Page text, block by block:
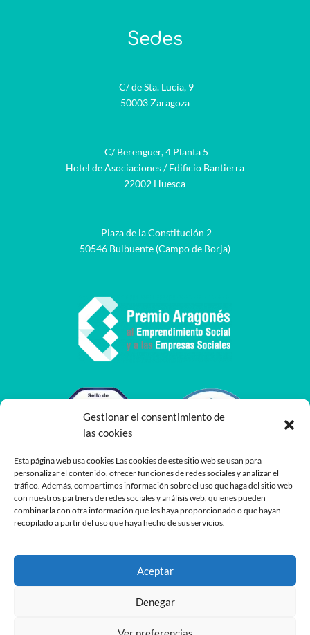
Gestionar el consentimiento de
las cookies
Esta página web usa cookies Las cookies de este sitio web se usan para
personalizar el contenido, ofrecer funciones de redes sociales y analizar el
tráfico. Además, compartimos información sobre el uso que haga del sitio web
con nuestros partners de redes sociales y análisis web, quienes pueden
combinarla con otra información que les haya proporcionado o que hayan
recopilado a partir del uso que haya hecho de sus servicios.
Aceptar
Denegar
Sedes
C/ de Sta. Lucía, 9
50003 Zaragoza
C/ Berenguer, 4 Planta 5
Hotel de Asociaciones / Edificio Bantierra
22002 Huesca
Plaza de la Constitución 2
50546 Bulbuente (Campo de Borja)